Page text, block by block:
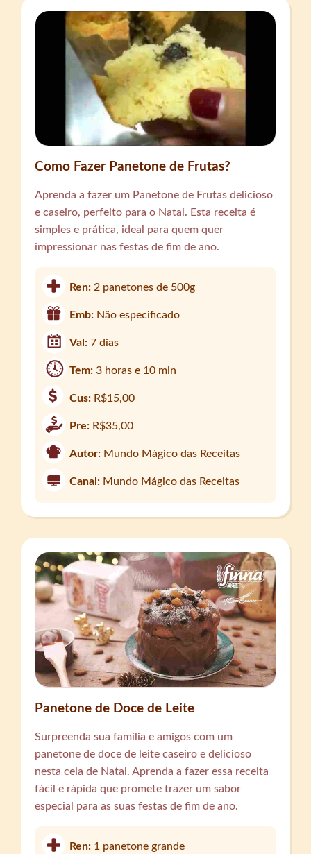
Como Fazer Panetone de Frutas?
Aprenda a fazer um Panetone de Frutas delicioso
e caseiro, perfeito para o Natal. Esta receita é
simples e prática, ideal para quem quer
impressionar nas festas de fim de ano.
Ren:2 panetones de 500g
Emb: Não especificado
Val:7 dias
Tem:3 horas e 10 min
Cus: R$15,00
Pre: R$35,00
Autor: Mundo Mágico das Receitas
Canal: Mundo Mágico das Receitas
Panetone de Doce de Leite
Surpreenda sua família e amigos com um
panetone de doce de leite caseiro e delicioso
nesta ceia de Natal. Aprenda a fazer essa receita
fácil e rápida que promete trazer um sabor
especial para as suas festas de fim de ano.
Ren: 1 panetone grande